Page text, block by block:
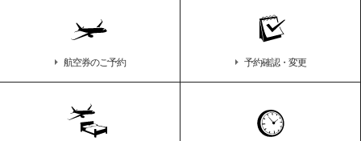
航空券のご予約 予約確認・変更